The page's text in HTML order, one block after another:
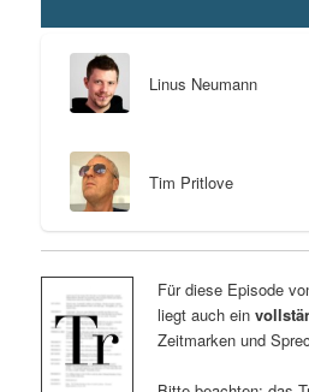
Linus Neumann
Tim Pritlove
Für diese Episode
liegt auch ein
Zeitmarken und